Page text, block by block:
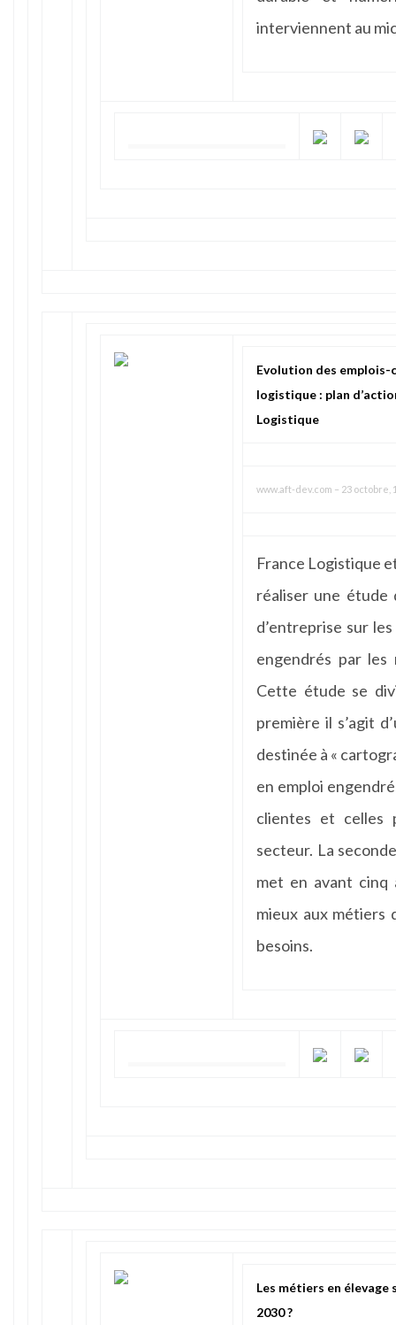
interviennent au
Evolution des
logistique : plan
Logistique
www.aft-dev.com – 23 octobre,
France Logistique
réaliser une étude
d’entreprise sur
engendrés par les
Cette étude se
première il s’agit
destinée à «
en emploi
clientes et celles
secteur. La
met en avant cinq
mieux aux métiers
besoins.
Les métiers en
2030 ?